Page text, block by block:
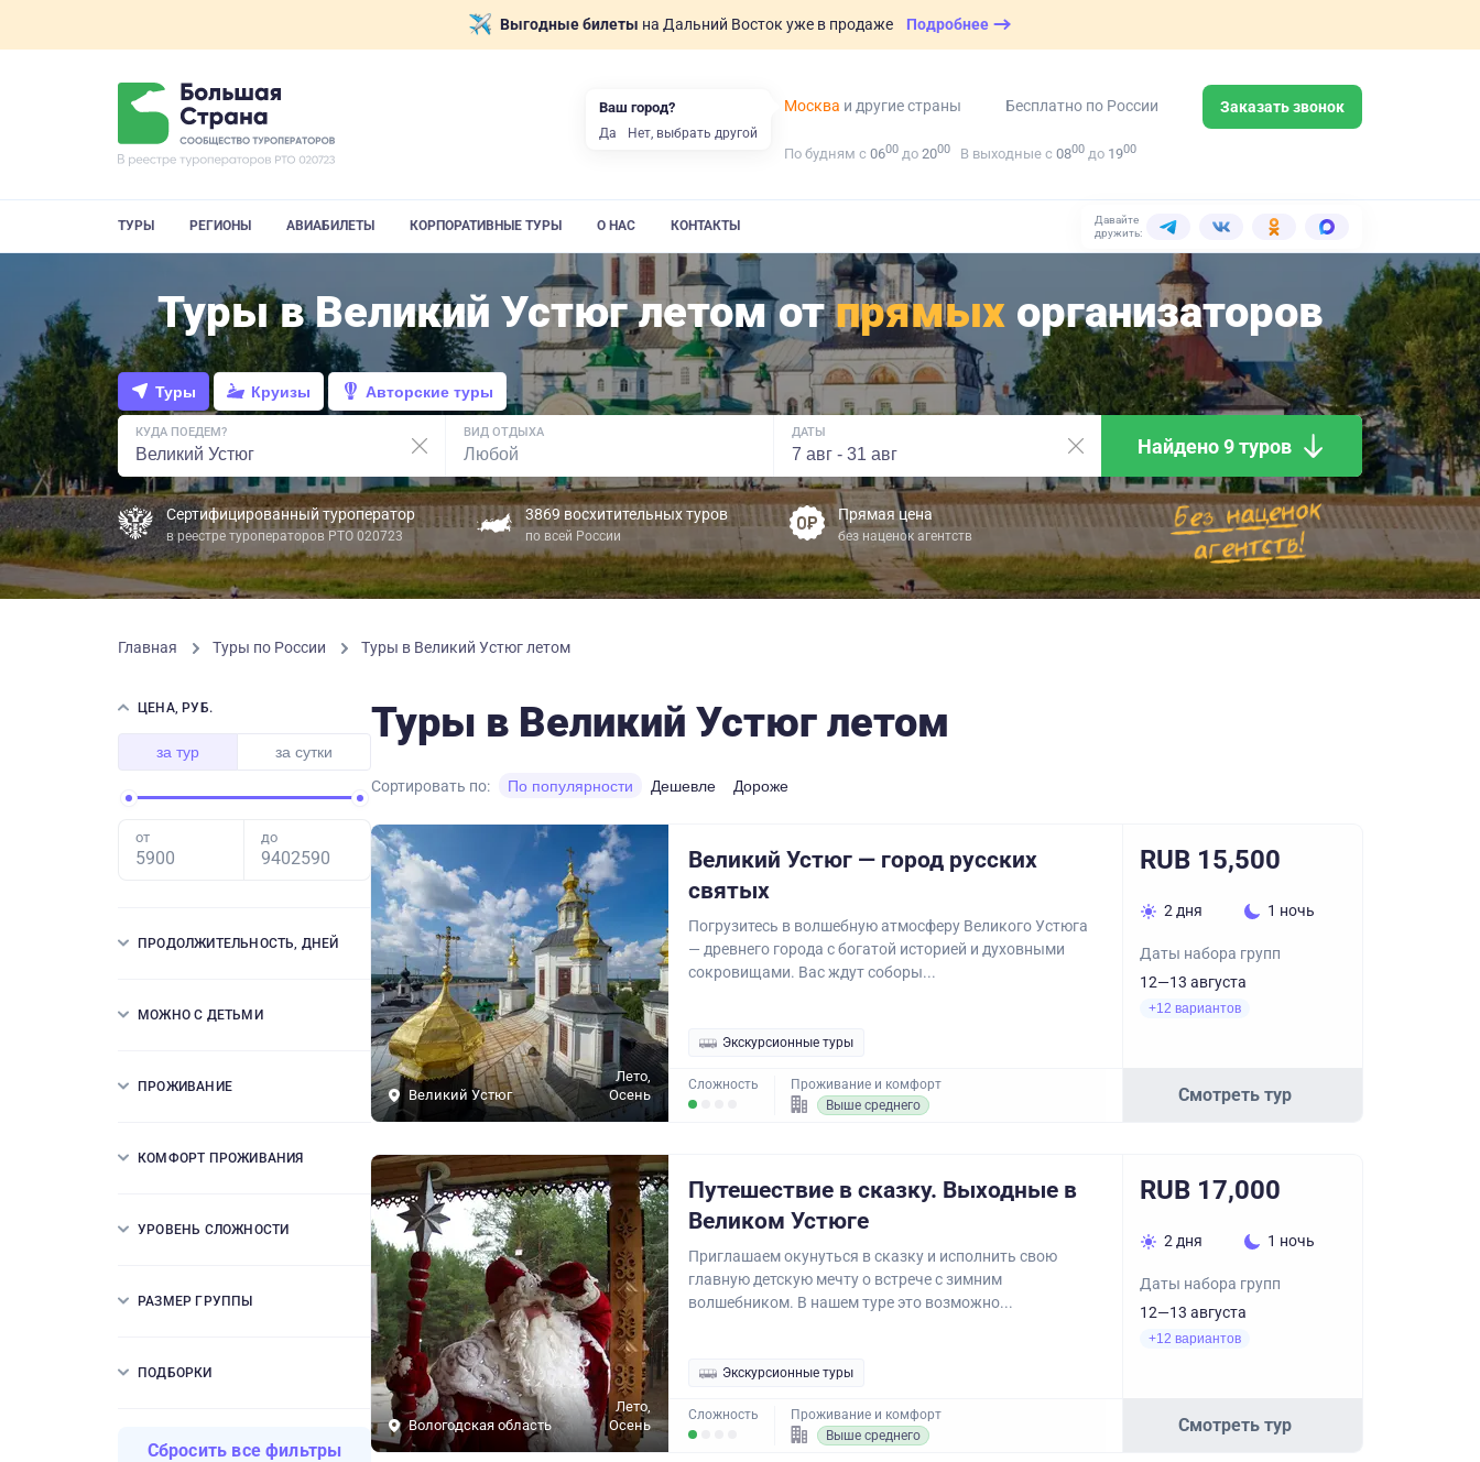
Выгодные билеты на Дальний Восток уже в продаже Подробнее
Москва и другие страны Бесплатно по России Заказать звонок
По будням с 0600 до 2000 В выходные с 0800 до 1900
ТУРЫ РЕГИОНЫ АВИАБИЛЕТЫ КОРПОРАТИВНЫЕ ТУРЫ О НАС КОНТАКТЫ
Давайте
дружить:
Туры в Великий Устюг летом отпрямых организаторов
Туры Круизы Авторские туры
КУДА ПОЕДЕМ? ВИД ОТДЫХА ДАТЫ
Найдено 9 туров
Сертифицированный туроператор
в реестре туроператоров РТО 020723
3869 восхитительных туров
по всей России
Прямая цена
без наценок агентств
Главная Туры по России Туры в Великий Устюг летом
ЦЕНА, РУБ.
за тур за сутки
от до
ПРОДОЛЖИТЕЛЬНОСТЬ, ДНЕЙ
МОЖНО С ДЕТЬМИ
ПРОЖИВАНИЕ
КОМФОРТ ПРОЖИВАНИЯ
УРОВЕНЬ СЛОЖНОСТИ
РАЗМЕР ГРУППЫ
ПОДБОРКИ
Сбросить все фильтры
Туры в Великий Устюг летом
Сортировать по: По популярности Дешевле Дороже
Великий Устюг
Лето,
Осень
Великий Устюг — город русских
святых
Погрузитесь в волшебную атмосферу Великого Устюга
— древнего города с богатой историей и духовными
сокровищами. Вас ждут соборы...
Экскурсионные туры
Сложность
Проживание и комфорт
Выше среднего
RUB 15,500
2 дня 1 ночь
Даты набора групп
12—13 августа
+12 вариантов
Смотреть тур
Вологодская область
Лето,
Осень
Путешествие в сказку. Выходные в
Великом Устюге
Приглашаем окунуться в сказку и исполнить свою
главную детскую мечту о встрече с зимним
волшебником. В нашем туре это возможно...
Экскурсионные туры
Сложность
Проживание и комфорт
Выше среднего
RUB 17,000
2 дня 1 ночь
Даты набора групп
12—13 августа
+12 вариантов
Смотреть тур
Ваш город?
Да Нет, выбрать другой